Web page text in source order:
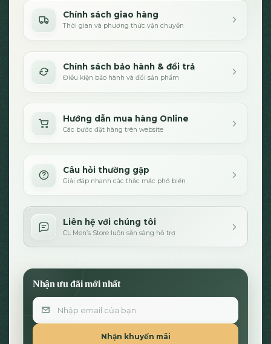
Chính sách giao hàng
Thời gian và phương thức vận chuyển
Chính sách bảo hành & đổi trả
Điều kiện bảo hành và đổi sản phẩm
Hướng dẫn mua hàng Online
Các bước đặt hàng trên website
Câu hỏi thường gặp
Giải đáp nhanh các thắc mắc phổ biến
Liên hệ với chúng tôi
CL Men’s Store luôn sẵn sàng hỗ trợ
Nhận ưu đãi mới nhất
Email
Nhận khuyến mãi